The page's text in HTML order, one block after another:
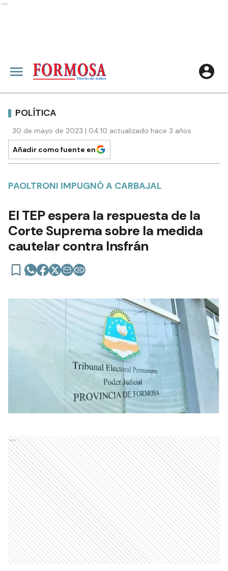
Ads
POLÍTICA
30 de mayo de 2023 | 04:10 actualizado hace 3 años
Añadir como fuente en
PAOLTRONI IMPUGNÓ A CARBAJAL
El TEP espera la respuesta de la
Corte Suprema sobre la medida
cautelar contra Insfrán
Ads